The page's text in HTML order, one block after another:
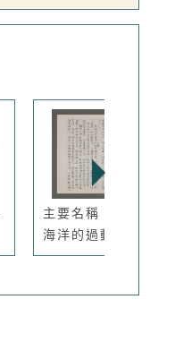
主要名稱：瘋狗浪是
海洋的過動...